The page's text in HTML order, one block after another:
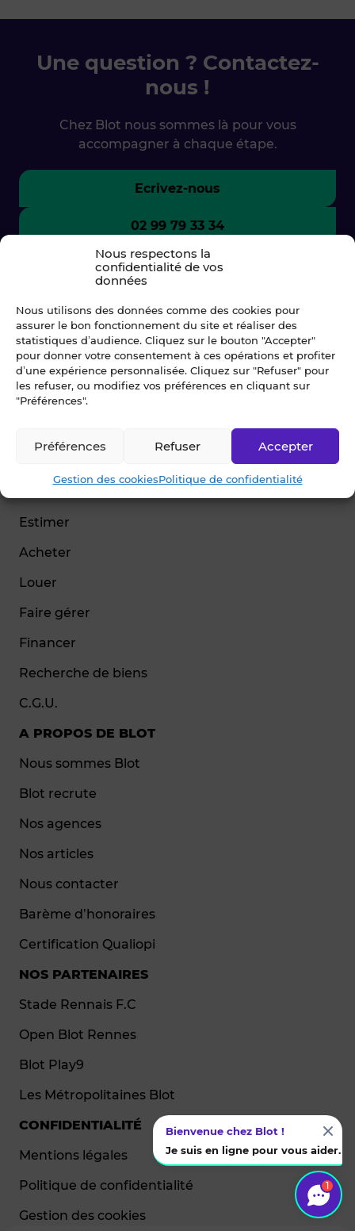
Nous respectons la
confidentialité de vos
données
Nous utilisons des données comme des cookies pour
assurer le bon fonctionnement du site et réaliser des
statistiques d’audience. Cliquez sur le bouton "Accepter"
pour donner votre consentement à ces opérations et profiter
d’une expérience personnalisée. Cliquez sur "Refuser" pour
les refuser, ou modifiez vos préférences en cliquant sur
"Préférences".
Accepter
Refuser
Préférences
Gestion des cookiesPolitique de confidentialité
Une question ? Contactez-
nous !
Chez Blot nous sommes là pour vous
accompagner à chaque étape.
Ecrivez-nous
02 99 79 33 34
Estimer
Acheter
Louer
Faire gérer
Financer
Recherche de biens
C.G.U.
A PROPOS DE BLOT
Nous sommes Blot
Blot recrute
Nos agences
Nos articles
Nous contacter
Barème d’honoraires
Certification Qualiopi
NOS PARTENAIRES
Stade Rennais F.C
Open Blot Rennes
Blot Play9
Les Métropolitaines Blot
CONFIDENTIALITÉ
Mentions légales
Politique de confidentialité
Gestion des cookies
1
Bienvenue chez Blot !
Je suis en ligne pour vous aider.